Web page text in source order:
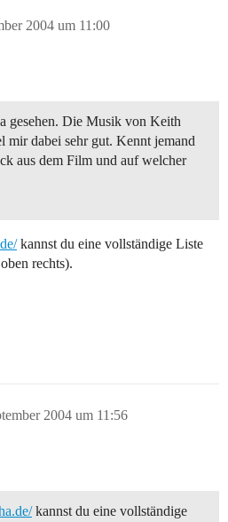
2004 um 11:00
gesehen. Die Musik von Keith
mir dabei sehr gut. Kennt jemand
aus dem Film und auf welcher
kannst du eine vollständige Liste
rechts).
2004 um 11:56
kannst du eine vollständige